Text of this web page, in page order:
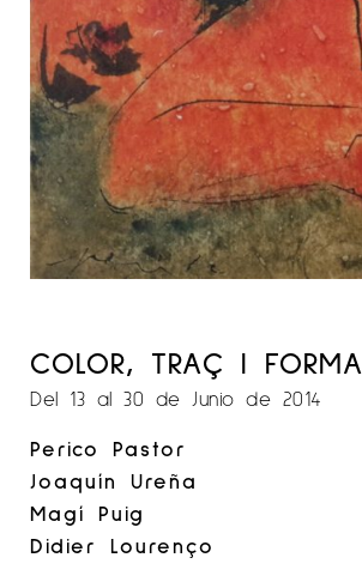
COLOR, TRAÇ I FORMA
Del 13 al 30 de Junio de 2014
Perico Pastor
Joaquín Ureña
Magí Puig
Didier Lourenço